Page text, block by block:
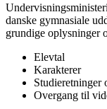
danske gymnasiale
grundige oplysninger
Elevtal
Karakterer
Studieretninger
Overgang til